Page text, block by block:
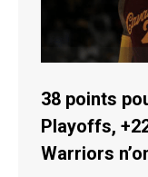
38 points
Playoffs,
Warriors